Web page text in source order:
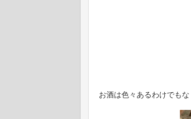
お酒は色々あるわけでも